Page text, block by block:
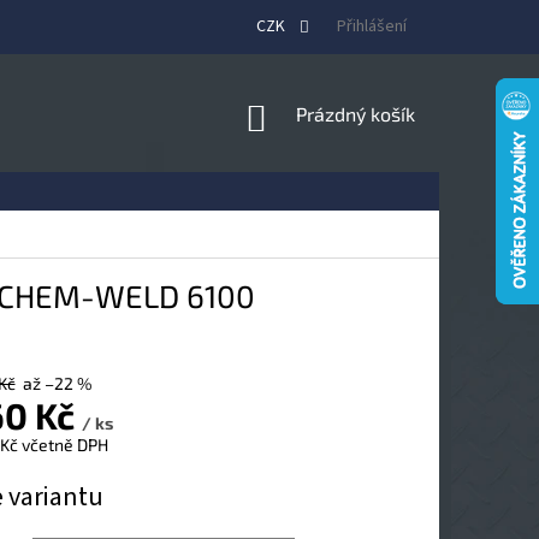
CZK Přihlášení
NÁKUPNÍ
Prázdný košík
WELD 6100
až –22 %
Kč / ks
včetně DPH
variantu